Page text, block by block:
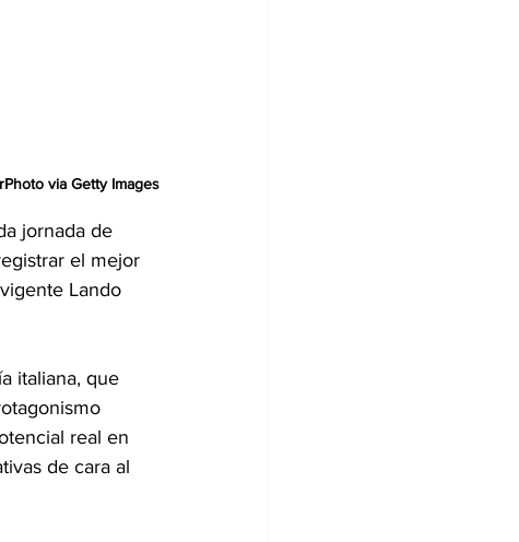
via Getty Images
jornada de
el mejor
Lando
italiana, que
real en
de cara al